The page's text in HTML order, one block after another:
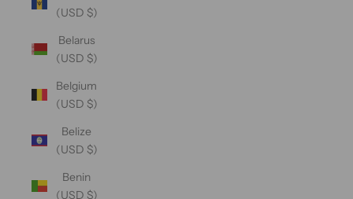
(USD $)
Belarus
(USD $)
Belgium
(USD $)
Belize
(USD $)
Benin
(USD $)